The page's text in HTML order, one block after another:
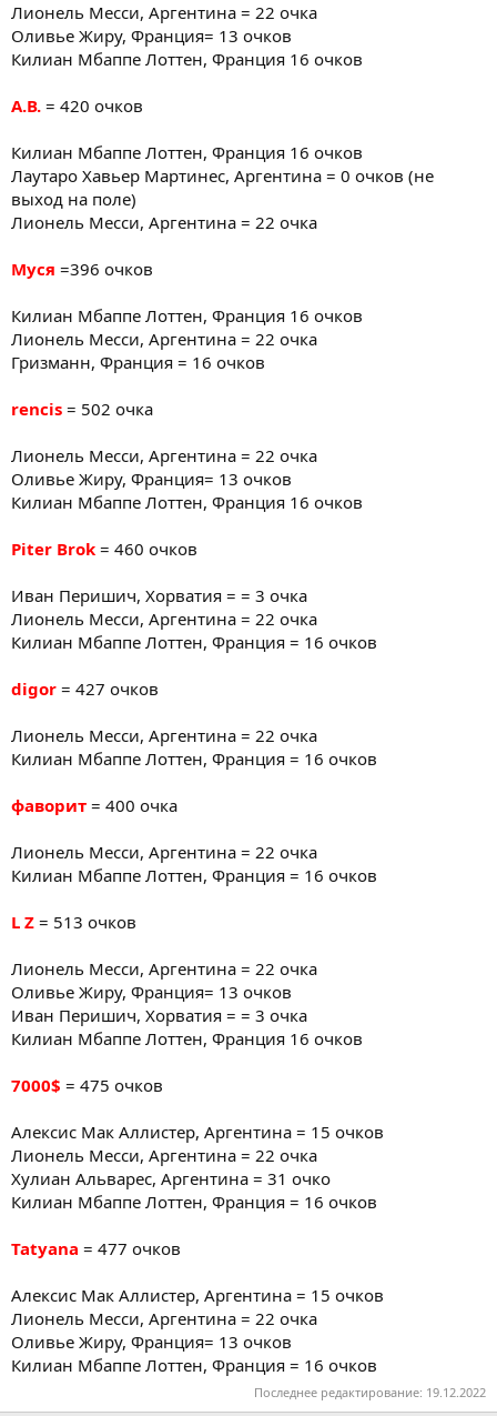
Лионель Месси, Аргентина = 22 очка
Оливье Жиру, Франция= 13 очков
Килиан Мбаппе Лоттен, Франция 16 очков
А.В. = 420 очков
Килиан Мбаппе Лоттен, Франция 16 очков
Лаутаро Хавьер Мартинес, Аргентина = 0 очков (не
выход на поле)
Лионель Месси, Аргентина = 22 очка
Муся =396 очков
Килиан Мбаппе Лоттен, Франция 16 очков
Лионель Месси, Аргентина = 22 очка
Гризманн, Франция = 16 очков
rencis = 502 очка
Лионель Месси, Аргентина = 22 очка
Оливье Жиру, Франция= 13 очков
Килиан Мбаппе Лоттен, Франция 16 очков
Piter Brok = 460 очков
Иван Перишич, Хорватия = = 3 очка
Лионель Месси, Аргентина = 22 очка
Килиан Мбаппе Лоттен, Франция = 16 очков
digor = 427 очков
Лионель Месси, Аргентина = 22 очка
Килиан Мбаппе Лоттен, Франция = 16 очков
фаворит = 400 очка
Лионель Месси, Аргентина = 22 очка
Килиан Мбаппе Лоттен, Франция = 16 очков
L Z = 513 очков
Лионель Месси, Аргентина = 22 очка
Оливье Жиру, Франция= 13 очков
Иван Перишич, Хорватия = = 3 очка
Килиан Мбаппе Лоттен, Франция 16 очков
7000$ = 475 очков
Алексис Мак Аллистер, Аргентина = 15 очков
Лионель Месси, Аргентина = 22 очка
Хулиан Альварес, Аргентина = 31 очко
Килиан Мбаппе Лоттен, Франция = 16 очков
Tatyana = 477 очков
Алексис Мак Аллистер, Аргентина = 15 очков
Лионель Месси, Аргентина = 22 очка
Оливье Жиру, Франция= 13 очков
Килиан Мбаппе Лоттен, Франция = 16 очков
Последнее редактирование: 19.12.2022